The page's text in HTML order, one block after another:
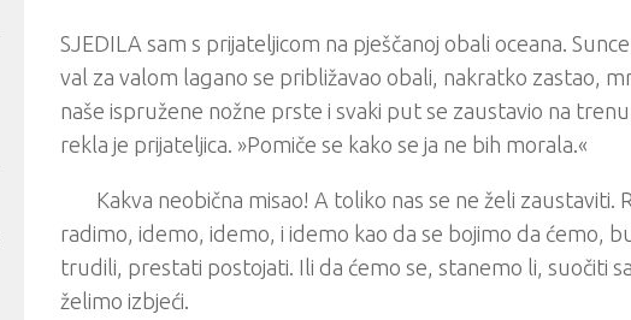
SJEDILA sam s prijateljicom na pješčanoj obali oceana.
val za valom lagano se približavao obali, nakratko zastao,
naše ispružene nožne prste i svaki put se zaustavio na
rekla je prijateljica. »Pomiče se kako se ja ne bih morala.«
Kakva neobična misao! A toliko nas se ne želi zaustaviti.
radimo, idemo, idemo, i idemo kao da se bojimo da ćemo,
trudili, prestati postojati. Ili da ćemo se, stanemo li, suočiti
želimo izbjeći.